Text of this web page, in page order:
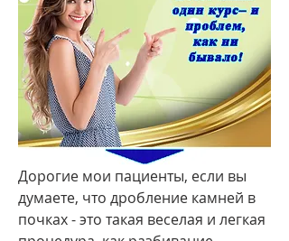
Дорогие мои пациенты, если вы
думаете, что дробление камней в
почках - это такая веселая и легкая